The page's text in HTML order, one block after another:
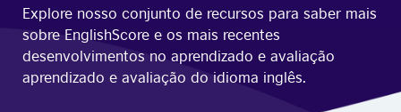
Explore nosso conjunto de recursos para saber mais
sobre EnglishScore e os mais recentes
desenvolvimentos no aprendizado e avaliação
aprendizado e avaliação do idioma inglês.